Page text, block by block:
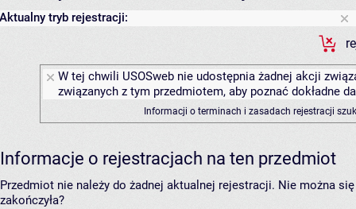
Aktualny tryb rejestracji:
W tej chwili USOSweb nie udostępnia żadnej akcji
związanych z tym przedmiotem, aby poznać dokładne
Informacji o terminach i zasadach rejestracji
Informacje o rejestracjach na ten przedmiot
Przedmiot nie należy do żadnej aktualnej rejestracji. Nie można
zakończyła?